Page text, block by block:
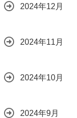
2024年12月
2024年11月
2024年10月
2024年9月